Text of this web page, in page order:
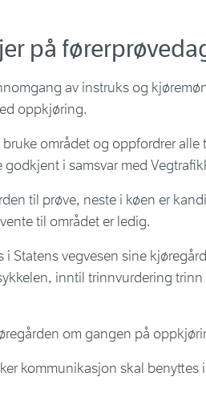
på
av instruks og
oppkjøring.
området og oppfordrer alle
i samsvar med
til prøve, neste i køen er
til området er ledig.
Statens vegvesen sine
inntil trinnvurdering trinn
om gangen på
kommunikasjon skal benyttes